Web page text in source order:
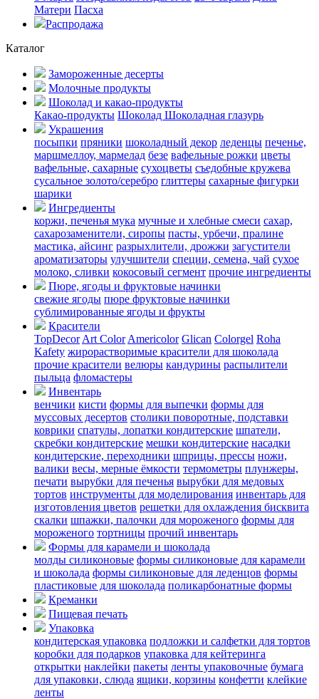
Матери Пасха
Распродажа
Каталог
Замороженные десерты
Молочные продукты
Шоколад и какао-продукты
Какао-продукты Шоколад Шоколадная глазурь
Украшения
посыпки пряники шоколадный декор леденцы печенье,
маршмеллоу, мармелад безе вафельные рожки цветы
вафельные, сахарные сухоцветы съедобные кружева
сусальное золото/серебро глиттеры сахарные фигурки
шарики
Ингредиенты
коржи, печенья мука мучные и хлебные смеси сахар,
сахарозаменители, сиропы пасты, урбечи, пралине
мастика, айсинг разрыхлители, дрожжи загустители
ароматизаторы улучшители специи, семена, чай сухое
молоко, сливки кокосовый сегмент прочие ингредиенты
Пюре, ягоды и фруктовые начинки
свежие ягоды пюре фруктовые начинки
сублимированные ягоды и фрукты
Красители
TopDecor Art Color Americolor Glican Colorgel Roha
Kafety жирорастворимые красители для шоколада
прочие красители велюры кандурины распылители
пыльца фломастеры
Инвентарь
венчики кисти формы для выпечки формы для
муссовых десертов столики поворотные, подставки
коврики cпатулы, лопатки кондитерские шпатели,
скребки кондитерские мешки кондитерские насадки
кондитерские, переходники шприцы, прессы ножи,
валики весы, мерные ёмкости термометры плунжеры,
печати вырубки для печенья вырубки для медовых
тортов инструменты для моделирования инвентарь для
изготовления цветов решетки для охлаждения бисквита
скалки шпажки, палочки для мороженого формы для
мороженого тортницы прочий инвентарь
Формы для карамели и шоколада
молды силиконовые формы силиконовые для карамели
и шоколада формы силиконовые для леденцов формы
пластиковые для шоколада поликарбонатные формы
Креманки
Пищевая печать
Упаковка
кондитерская упаковка подложки и салфетки для тортов
коробки для подарков упаковка для кейтеринга
открытки наклейки пакеты ленты упаковочные бумага
для упаковки, слюда ящики, корзины конфетти клейкие
ленты